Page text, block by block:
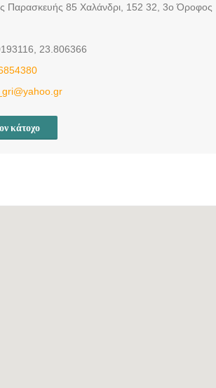
Παρασκευής 85 Χαλάνδρι, 152 32, 3ο Όροφος
23.806366
κάτοχο